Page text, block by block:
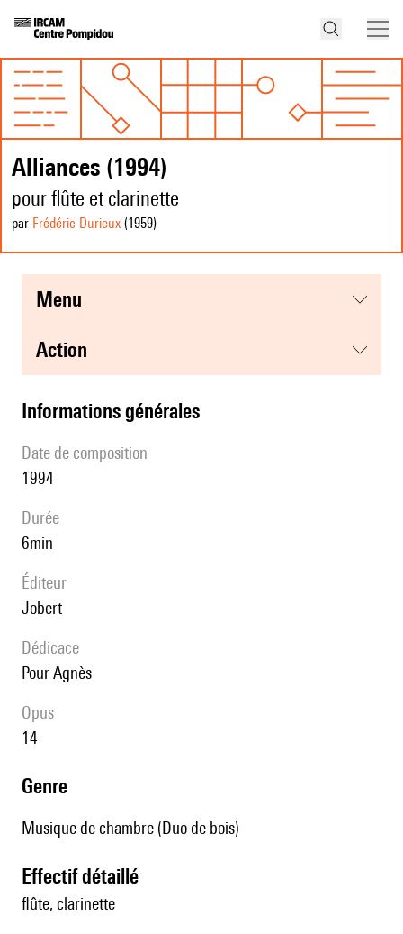
Alliances (1994)
pour flûte et clarinette
par Frédéric Durieux (1959)
menu
action
informations générales
date de composition
1994
durée
6min
éditeur
Jobert
Dédicace
pour Agnès
Opus
14
genre
Musique de chambre (Duo de bois)
effectif détaillé
flûte, clarinette